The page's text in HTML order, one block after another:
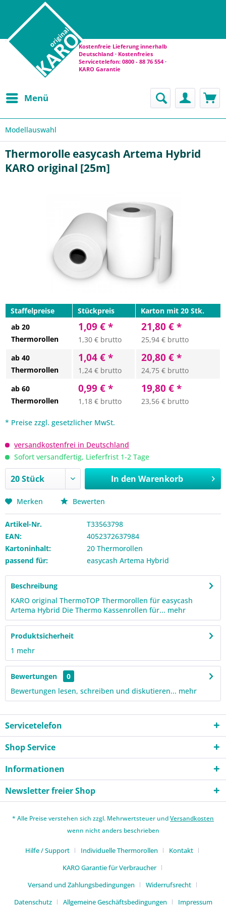
Kostenfreie Lieferung innerhalb
Deutschland · Kostenfreies
Servicetelefon: 0800 - 88 76 554 ·
KARO Garantie
Menü
Modellauswahl
Thermorolle easycash Artema Hybrid
KARO original [25m]
Staffelpreise Stückpreis
Karton mit 20 Stk.
ab 20
Thermorollen
1,09 € *
1,30 € brutto
21,80 € *
25,94 € brutto
ab 40
Thermorollen
1,04 € *
1,24 € brutto
20,80 € *
24,75 € brutto
ab 60
Thermorollen
0,99 € *
1,18 € brutto
19,80 € *
23,56 € brutto
* Preise zzgl. gesetzlicher MwSt.
versandkostenfrei in Deutschland
Sofort versandfertig, Lieferfrist 1-2 Tage
In den Warenkorb
Merken Bewerten
Artikel-Nr.
T33563798
EAN:
4052372637984
Kartoninhalt:
20 Thermorollen
passend für:
easycash Artema Hybrid
Beschreibung
KARO original ThermoTOP Thermorollen für easycash
Artema Hybrid Die Thermo Kassenrollen für... mehr
Produktsicherheit
1 mehr
Bewertungen
0
Bewertungen lesen, schreiben und diskutieren... mehr
Servicetelefon
Shop Service
Informationen
Newsletter freier Shop
* Alle Preise verstehen sich zzgl. Mehrwertsteuer undVersandkosten
wenn nicht anders beschrieben
Hilfe / Support Individuelle Thermorollen
Kontakt
KARO Garantie für Verbraucher
Versand und Zahlungsbedingungen
Widerrufsrecht
Datenschutz
Allgemeine Geschäftsbedingungen Impressum